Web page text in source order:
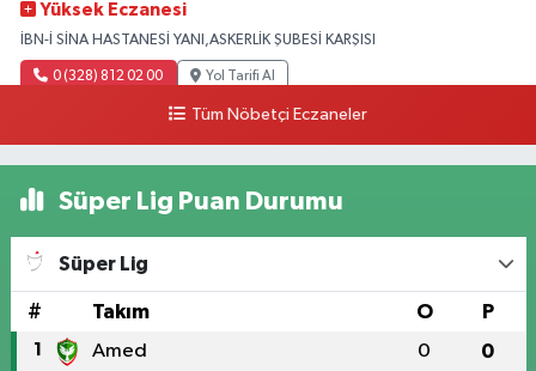
Yüksek Eczanesi
İBN-İ SİNA HASTANESİ YANI,ASKERLİK ŞUBESİ KARŞISI
0 (328) 812 02 00 Yol Tarifi Al
Tüm Nöbetçi Eczaneler
Süper Lig Puan Durumu
Süper Lig
# Takım O P
1 Amed 0 0